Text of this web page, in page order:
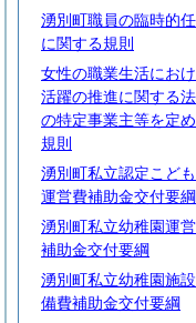
湧別町職員の臨時的
に関する規則
女性の職業生活にお
活躍の推進に関する
の特定事業主等を定
規則
湧別町私立認定こど
運営費補助金交付要綱
湧別町私立幼稚園運
補助金交付要綱
湧別町私立幼稚園施
備費補助金交付要綱